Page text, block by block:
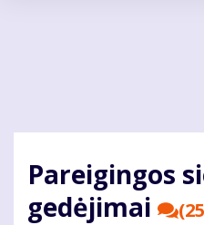
Pa­rei­gin­gos
ge­dė­ji­mai